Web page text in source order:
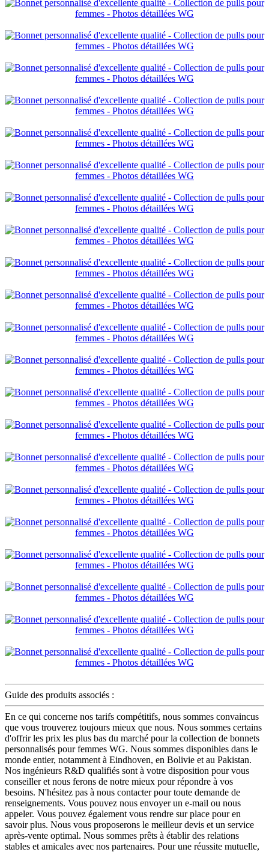
Guide des produits associés :
En ce qui concerne nos tarifs compétitifs, nous sommes convaincus
que vous trouverez toujours mieux que nous. Nous sommes certains
d'offrir les prix les plus bas du marché pour la collection de bonnets
personnalisés pour femmes WG. Nous sommes disponibles dans le
monde entier, notamment à Eindhoven, en Bolivie et au Pakistan.
Nos ingénieurs R&D qualifiés sont à votre disposition pour vous
conseiller et nous ferons de notre mieux pour répondre à vos
besoins. N'hésitez pas à nous contacter pour toute demande de
renseignements. Vous pouvez nous envoyer un e-mail ou nous
appeler. Vous pouvez également vous rendre sur place pour en
savoir plus. Nous vous proposerons le meilleur devis et un service
après-vente optimal. Nous sommes prêts à établir des relations
stables et amicales avec nos partenaires. Pour une réussite mutuelle,